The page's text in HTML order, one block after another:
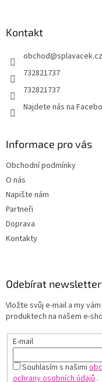
Kontakt
obchod@splavacek.cz
732821737
732821737
Najdete nás na
Informace pro vás
Obchodní podmínky
O nás
Napište nám
Partneři
Doprava
Kontakty
Odebírat newsletter
Vložte svůj e-mail a my
produktech na našem e-
E-mail
Souhlasím s našimi
ochrany osobních údajů.